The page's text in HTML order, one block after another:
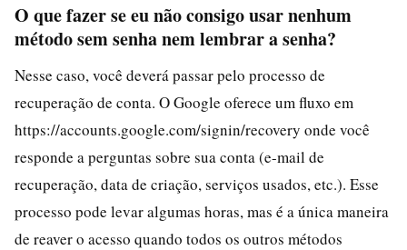
O que fazer se eu não consigo usar nenhum
método sem senha nem lembrar a senha?
Nesse caso, você deverá passar pelo processo de
recuperação de conta. O Google oferece um fluxo em
https://accounts.google.com/signin/recovery onde você
responde a perguntas sobre sua conta (e-mail de
recuperação, data de criação, serviços usados, etc.). Esse
processo pode levar algumas horas, mas é a única maneira
de reaver o acesso quando todos os outros métodos